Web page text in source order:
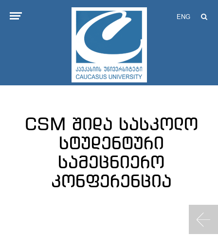
ENG
CSM შიდა სასკოლო
სტუდენტური
სამეცნიერო
კონფერენცია